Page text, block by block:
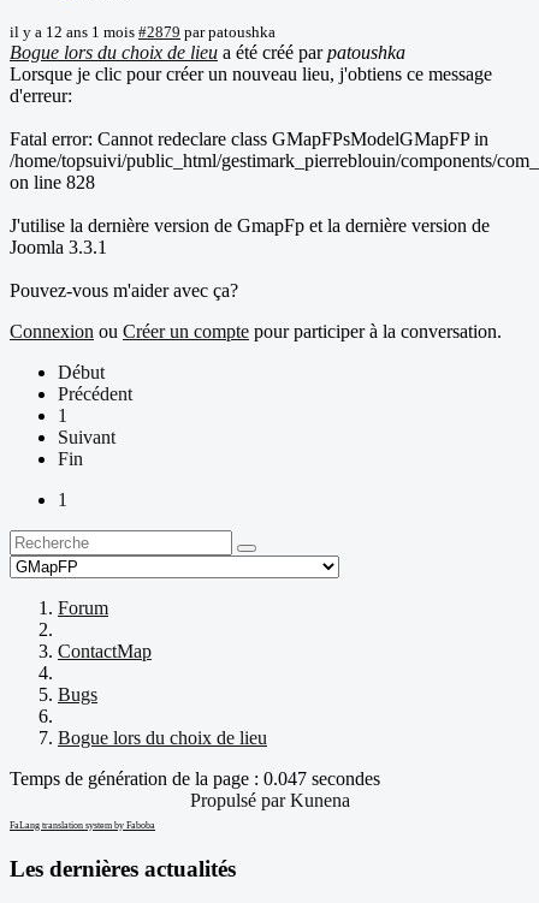
il y a 12 ans 1 mois #2879 parpatoushka
Bogue lors du choix de lieu a été créé parpatoushka
Lorsque je clic pour créer un nouveau lieu, j'obtiens ce message
d'erreur:
Fatal error: Cannot redeclare class GMapFPsModelGMapFP in
/home/topsuivi/public_html/gestimark_pierreblouin/components/
on line 828
J'utilise la dernière version de GmapFp et la dernière version de
Joomla 3.3.1
Pouvez-vous m'aider avec ça?
Connexion ou Créer un compte pour participer à la conversation.
Début
Précédent
1
Suivant
Fin
1
Forum
ContactMap
Bugs
Bogue lors du choix de lieu
Temps de génération de la page : 0.047 secondes
Propulsé parKunena
FaLang translation system by Faboba
Les dernières actualités